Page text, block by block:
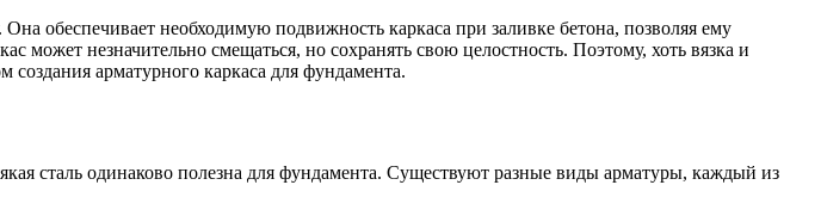
обеспечивает необходимую подвижность каркаса при заливке бетона, позволяя ему
может незначительно смещаться, но сохранять свою целостность. Поэтому, хоть вязка и
арматурного каркаса для фундамента.
сталь одинаково полезна для фундамента. Существуют разные виды арматуры, каждый из